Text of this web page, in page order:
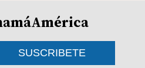
SUSCRIBETE